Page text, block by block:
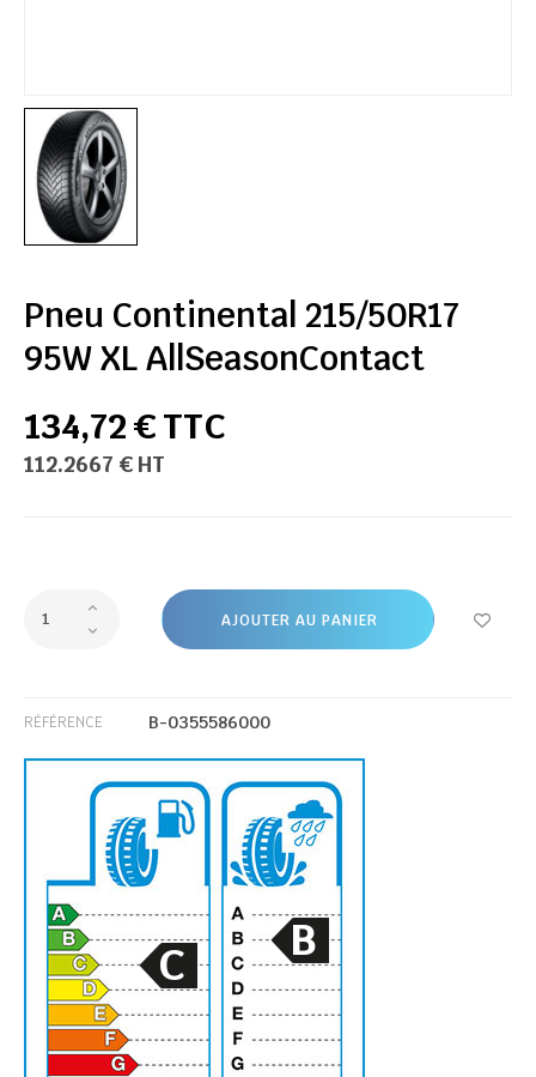
Pneu Continental 215/50R17
95W XL AllSeasonContact
134,72 € TTC
112.2667 € HT
AJOUTER AU PANIER
RÉFÉRENCE B-0355586000
C B